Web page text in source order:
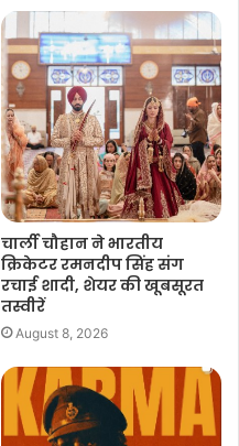
चार्ली चौहान ने भारतीय
क्रिकेटर रमनदीप सिंह संग
रचाई शादी, शेयर की खूबसूरत
तस्वीरें
August 8, 2026